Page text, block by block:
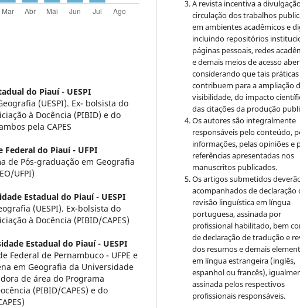
do Piauí - UESPI
(UESPI). Ex- bolsista do
à Docência (PIBID) e do
pela CAPES
Federal do Piauí - UFPI
de Pós-graduação em Geografia
UFPI)
Estadual do Piauí - UESPI
(UESPI). Ex-bolsista do
à Docência (PIBID/CAPES)
Estadual do Piauí - UESPI
Federal de Pernambuco - UFPE e
em Geografia da Universidade
de área do Programa
(PIBID/CAPES) e do
A revista incentiva a
circulação dos trabalhos
em ambientes acadêmicos e
incluindo repositórios
páginas pessoais, redes
e demais meios de acesso
considerando que tais práticas
contribuem para a ampliação
visibilidade, do impacto
das citações da produção
Os autores são integralmente
responsáveis pelo conteúdo,
informações, pelas opiniões e
referências apresentadas nos
manuscritos publicados.
Os artigos submetidos
acompanhados de declaração
revisão linguística em língua
portuguesa, assinada por
profissional habilitado, bem
de declaração de tradução e
dos resumos e demais
em língua estrangeira (inglês,
espanhol ou francês),
assinada pelos respectivos
profissionais responsáveis.